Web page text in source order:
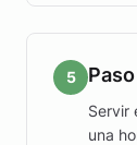
5
Servir
una